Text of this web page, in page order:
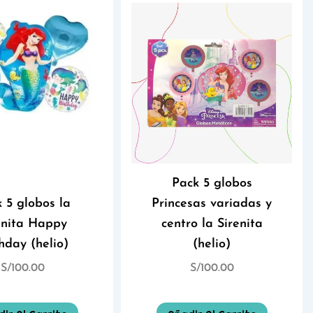
5 globos la
Happy
(helio)
S/100.00
Pack 5 globos
Princesas variadas y
centro la Sirenita
(helio)
S/100.00